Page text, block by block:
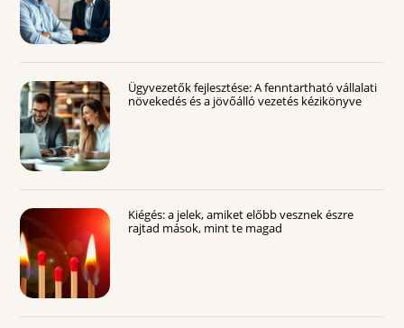
Ügyvezetők fejlesztése: A fenntartható vállalati
növekedés és a jövőálló vezetés kézikönyve
Kiégés: a jelek, amiket előbb vesznek észre
rajtad mások, mint te magad